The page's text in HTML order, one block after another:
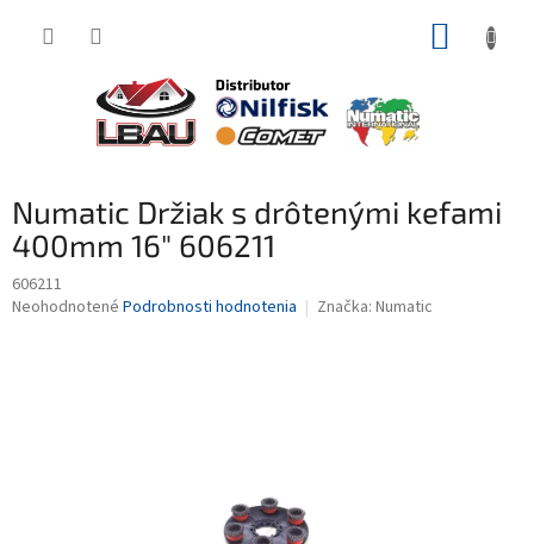
Numatic Držiak s drôtenými kefami
400mm 16" 606211
606211
Priemerné
Neohodnotené Podrobnosti hodnotenia Značka: Numatic